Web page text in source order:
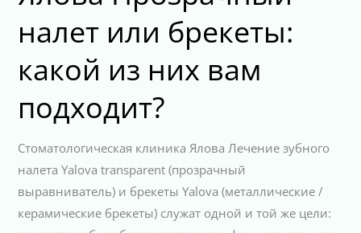
налет или брекеты:
какой из них вам
подходит?
Стоматологическая клиника Ялова Лечение зубного
налета Yalova transparent (прозрачный
выравниватель) и брекеты Yalova (металлические /
керамические брекеты) служат одной и той же цели: